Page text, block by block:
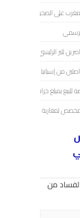
على الصحراء
من إسبانيا
بمبلغ خرافي
لمغاربة العالم
من